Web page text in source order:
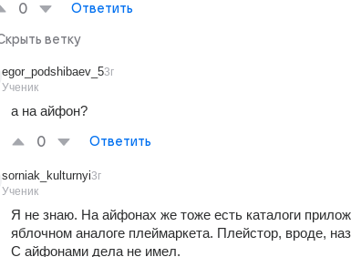
0 Ответить
ветку
egor_podshibaev_5
Ученик
3г
а на айфон?
0 Ответить
sorniak_kulturnyi
Ученик
3г
Я не знаю. На айфонах же тоже есть каталоги
яблочном аналоге плеймаркета. Плейстор, вроде,
С айфонами дела не имел.